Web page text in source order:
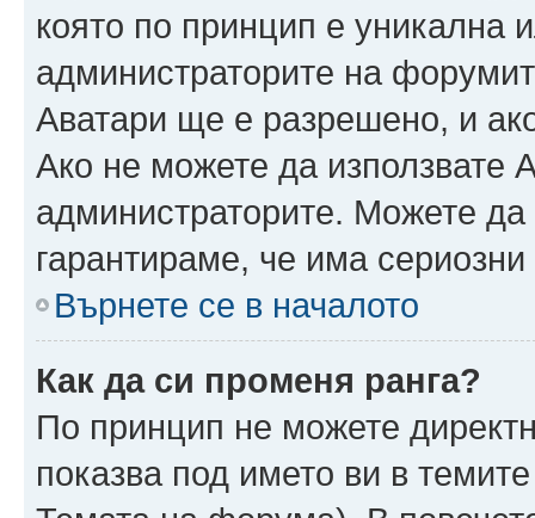
която по принцип е уникална
администраторите на
Аватари ще е разрешено, и
Ако не можете да използвате
администраторите. Можете да
гарантираме, че има сериозни
Върнете се в началото
Как да си променя ранга?
По принцип не можете
показва под името ви в